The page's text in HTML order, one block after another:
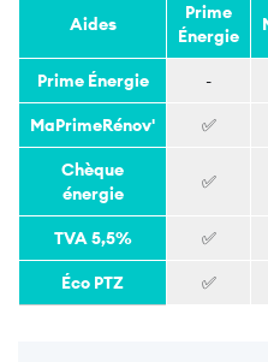
Aides
Prime
Énergie
Prime Énergie -
MaPrimeRénov' ✅
Chèque
énergie
✅
TVA 5,5% ✅
Éco PTZ ✅